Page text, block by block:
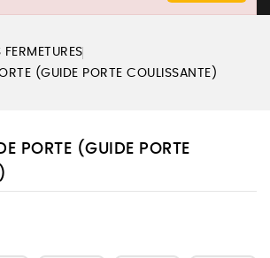
FERMETURES
(GUIDE PORTE COULISSANTE)
PORTE (GUIDE PORTE